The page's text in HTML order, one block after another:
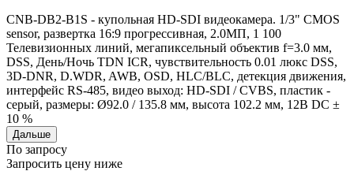
CNB-DB2-B1S - купольная HD-SDI видеокамера. 1/3" CMOS
sensor, развертка 16:9 прогрессивная, 2.0МП, 1 100
Телевизионных линий, мегапиксельный объектив f=3.0 мм,
DSS, День/Ночь TDN ICR, чувствительность 0.01 люкс DSS,
3D-DNR, D.WDR, AWB, OSD, HLC/BLC, детекция движения,
интерфейс RS-485, видео выход: HD-SDI / CVBS, пластик -
серый, размеры: Ø92.0 / 135.8 мм, высота 102.2 мм, 12В DC ±
10 %
Дальше
По запросу
Запросить цену ниже